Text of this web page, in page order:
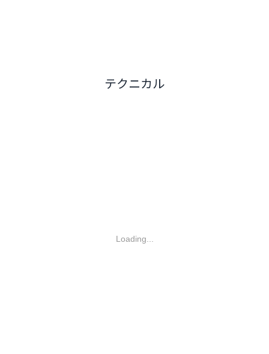
テクニカル
Loading...